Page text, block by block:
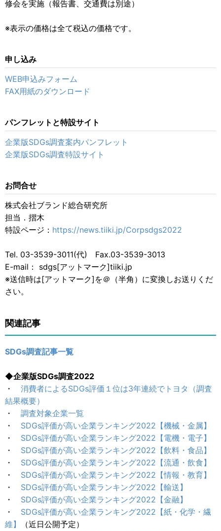
修会を実施（報告書、交通費は別途）
※表示の価格は全て税込の価格です。
申し込み
WEB申込みフォーム
FAX用紙のダウンロード
パンフレットと特設サイト
企業版SDGs調査案内パンフレット
企業版SDGs調査特設サイト
お問合せ
株式会社ブランド総合研究所
担当．摺木
特設ページ： https://news.tiiki.jp/Corpsdgs2022
Tel. 03-3539-3011(代) Fax.03-3539-3013
E-mail： sdgs[アットマーク]tiiki.jp
※送信時は[アットマーク]を＠（半角）に変換しお送りくだ
さい。
関連記事
SDGs調査記事一覧
◆企業版SDGs調査2022
・ 消費者によるSDGs評価１位は3年連続でトヨタ（調査
結果概要）
・ 調査対象企業一覧
・ SDGs評価が高い企業ランキング2022【機械・金属】
・ SDGs評価が高い企業ランキング2022【電機・電子】
・ SDGs評価が高い企業ランキング2022【飲料・食品】
・ SDGs評価が高い企業ランキング2022【流通・飲食】
・ SDGs評価が高い企業ランキング2022【情報・教育】
・ SDGs評価が高い企業ランキング2022【輸送】
・ SDGs評価が高い企業ランキング2022【金融】
・ SDGs評価が高い企業ランキング2022【紙・化学・繊
維】
（近日公開予定）